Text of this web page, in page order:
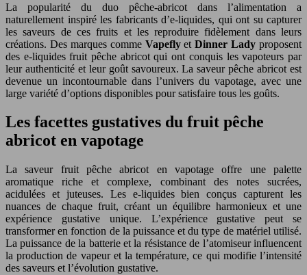
La popularité du duo pêche-abricot dans l’alimentation a
naturellement inspiré les fabricants d’e-liquides, qui ont su capturer
les saveurs de ces fruits et les reproduire fidèlement dans leurs
créations. Des marques comme VapeflyetDinner Lady proposent
des e-liquides fruit pêche abricot qui ont conquis les vapoteurs par
leur authenticité et leur goût savoureux. La saveur pêche abricot est
devenue un incontournable dans l’univers du vapotage, avec une
large variété d’options disponibles pour satisfaire tous les goûts.
Les facettes gustatives du fruit pêche
abricot en vapotage
La saveur fruit pêche abricot en vapotage offre une palette
aromatique riche et complexe, combinant des notes sucrées,
acidulées et juteuses. Les e-liquides bien conçus capturent les
nuances de chaque fruit, créant un équilibre harmonieux et une
expérience gustative unique. L’expérience gustative peut se
transformer en fonction de la puissance et du type de matériel utilisé.
La puissance de la batterie et la résistance de l’atomiseur influencent
la production de vapeur et la température, ce qui modifie l’intensité
des saveurs et l’évolution gustative.